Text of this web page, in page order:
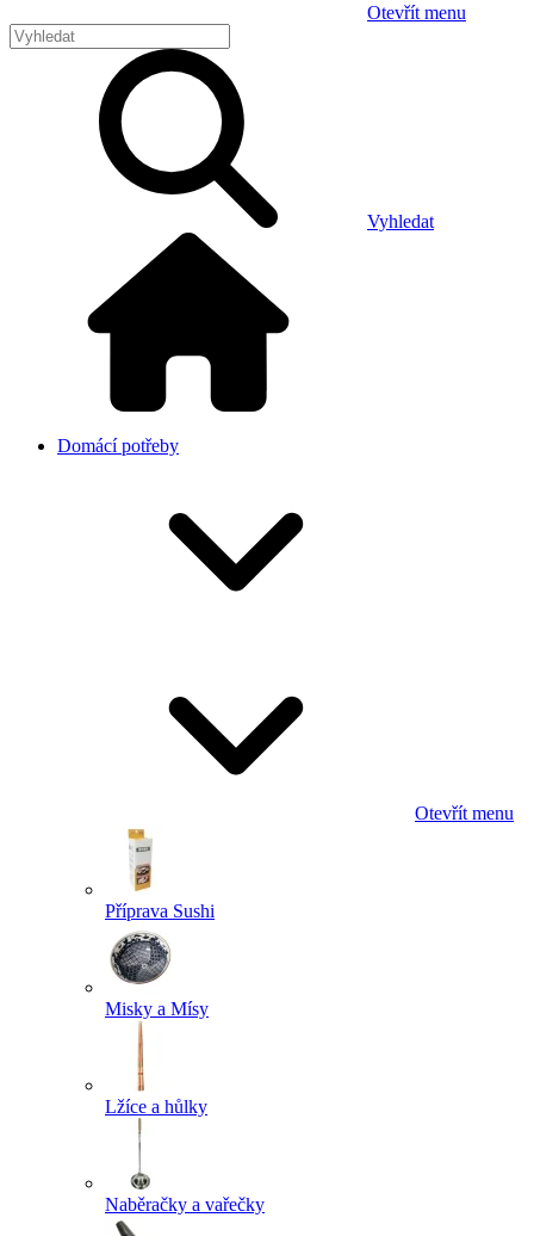
Otevřít menu
Vyhledat
Domácí potřeby
Otevřít menu
Příprava Sushi
Misky a Mísy
Lžíce a hůlky
Naběračky a vařečky